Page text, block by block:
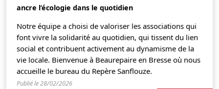
ancre l’écologie dans le quotidien
Notre équipe a choisi de valoriser les associations qui
font vivre la solidarité au quotidien, qui tissent du lien
social et contribuent activement au dynamisme de la
vie locale. Bienvenue à Beaurepaire en Bresse où nous
accueille le bureau du Repère Sanflouze.
Publié le 28/02/2026